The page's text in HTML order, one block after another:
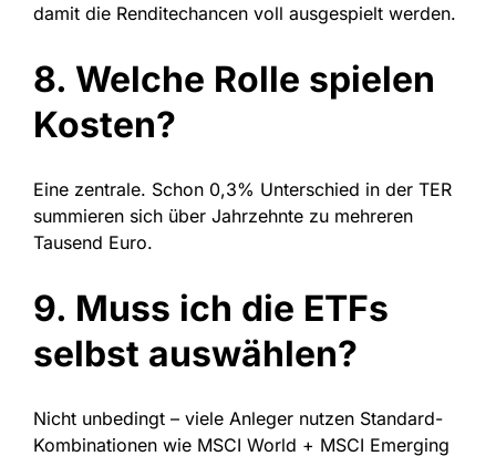
damit die Renditechancen voll ausgespielt werden.
8. Welche Rolle spielen
Kosten?
Eine zentrale. Schon 0,3% Unterschied in der TER
summieren sich über Jahrzehnte zu mehreren
Tausend Euro.
9. Muss ich die ETFs
selbst auswählen?
Nicht unbedingt – viele Anleger nutzen Standard-
Kombinationen wie MSCI World + MSCI Emerging